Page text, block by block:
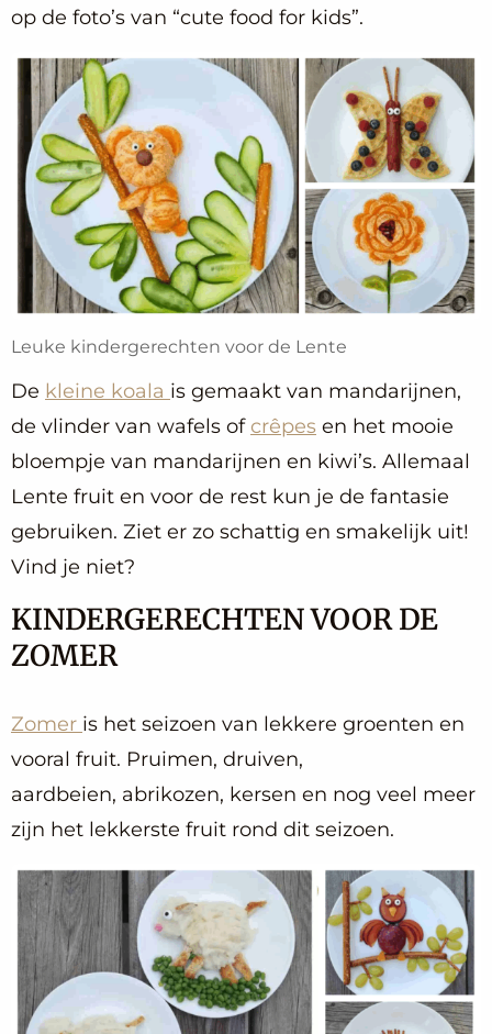
op de foto’s van “cute food for kids”.
Leuke kindergerechten voor de Lente
De kleine koala is gemaakt van mandarijnen,
de vlinder van wafels of crêpes en het mooie
bloempje van mandarijnen en kiwi’s. Allemaal
Lente fruit en voor de rest kun je de fantasie
gebruiken. Ziet er zo schattig en smakelijk uit!
Vind je niet?
KINDERGERECHTEN VOOR DE
ZOMER
Zomer is het seizoen van lekkere groenten en
vooral fruit. Pruimen, druiven,
aardbeien, abrikozen, kersen en nog veel meer
zijn het lekkerste fruit rond dit seizoen.